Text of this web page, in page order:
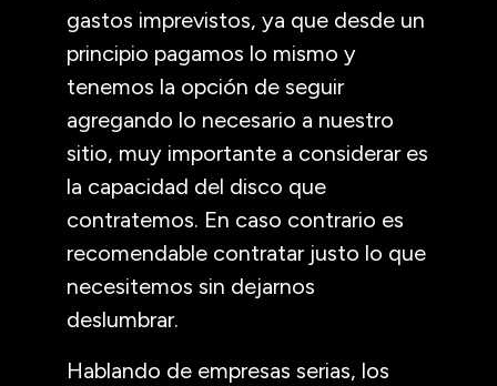
gastos imprevistos, ya que desde un
principio pagamos lo mismo y
tenemos la opción de seguir
agregando lo necesario a nuestro
sitio, muy importante a considerar es
la capacidad del disco que
contratemos. En caso contrario es
recomendable contratar justo lo que
necesitemos sin dejarnos
deslumbrar.
Hablando de empresas serias, los